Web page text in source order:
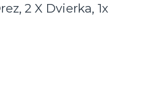
2 X Dvierka, 1x